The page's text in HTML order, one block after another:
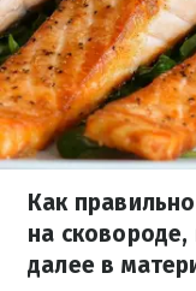
Как
на сковороде,
далее в